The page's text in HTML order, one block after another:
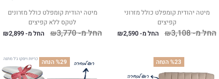
מיטה יהודית קומפלט כולל מזרוני
קפיצים
החל מ- ₪3,108 החל מ- ₪2,590
מיטה יהודית קומפלט כולל מזרונים
לטקס ללא קפיצים
החל מ- ₪3,770 החל מ- ₪2,899
%23 הנחה %29 הנחה